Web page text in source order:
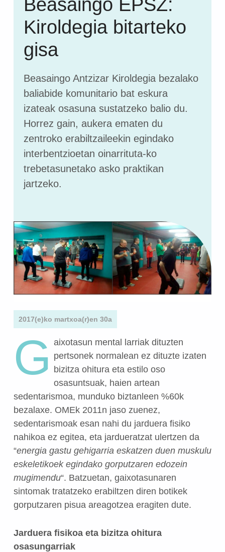
Beasaingo EPSZ:
Kiroldegia bitarteko
gisa
Beasaingo Antzizar Kiroldegia bezalako
baliabide komunitario bat eskura
izateak osasuna sustatzeko balio du.
Horrez gain, aukera ematen du
zentroko erabiltzaileekin egindako
interbentzioetan oinarrituta-ko
trebetasunetako asko praktikan
jartzeko.
2017(e)ko martxoa(r)en 30a
G aixotasun mental larriak dituzten
pertsonek normalean ez dituzte izaten
bizitza ohitura eta estilo oso
osasuntsuak, haien artean
sedentarismoa, munduko biztanleen %60k
bezalaxe. OMEk 2011n jaso zuenez,
sedentarismoak esan nahi du jarduera fisiko
nahikoa ez egitea, eta jardueratzat ulertzen da
“energia gastu gehigarria eskatzen duen muskulu
eskeletikoek egindako gorputzaren edozein
mugimendu“. Batzuetan, gaixotasunaren
sintomak tratatzeko erabiltzen diren botikek
gorputzaren pisua areagotzea eragiten dute.
Jarduera fisikoa eta bizitza ohitura
osasungarriak